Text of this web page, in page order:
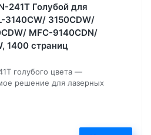
241T Голубой для
3140CW/ 3150CDW/
MFC-9140CDN/
1400 страниц
голубого цвета —
решение для лазерных